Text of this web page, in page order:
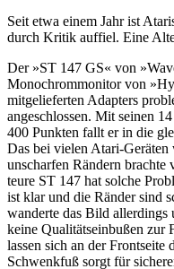
Seit etwa einem Jahr ist
durch Kritik auffiel. Eine
Der »ST 147 GS« von
Monochrommonitor von
mitgelieferten Adapters
angeschlossen. Mit seinen
400 Punkten fallt er in die
Das bei vielen Atari-
unscharfen Rändern
teure ST 147 hat solche
ist klar und die Ränder sind
wanderte das Bild allerdings
keine Qualitätseinbußen zur
lassen sich an der Frontseite
Schwenkfuß sorgt für